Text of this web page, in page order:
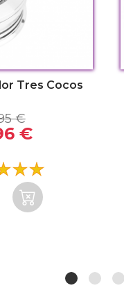
Tres Cocos
€
€